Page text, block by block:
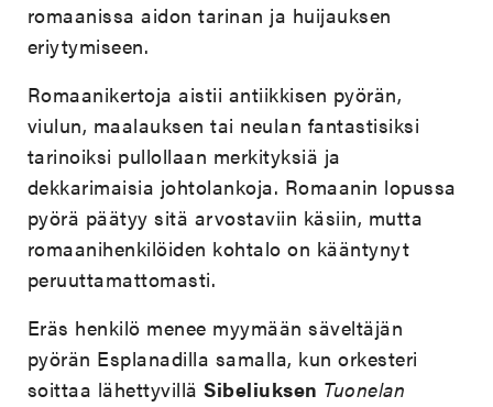
romaanissa aidon tarinan ja huijauksen
eriytymiseen.
Romaanikertoja aistii antiikkisen pyörän,
viulun, maalauksen tai neulan fantastisiksi
tarinoiksi pullollaan merkityksiä ja
dekkarimaisia johtolankoja. Romaanin lopussa
pyörä päätyy sitä arvostaviin käsiin, mutta
romaanihenkilöiden kohtalo on kääntynyt
peruuttamattomasti.
Eräs henkilö menee myymään säveltäjän
pyörän Esplanadilla samalla, kun orkesteri
soittaa lähettyvilläSibeliuksen Tuonelan